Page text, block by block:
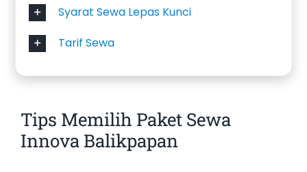
Syarat Sewa Lepas Kunci
Tarif Sewa
Tips Memilih Paket Sewa
Innova Balikpapan